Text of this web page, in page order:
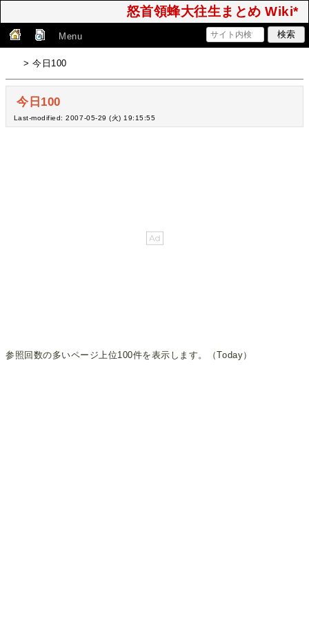
怒首領蜂大往生まとめ Wiki*
Menu
> 今日100
今日100
Last-modified: 2007-05-29 (火) 19:15:55
参照回数の多いページ上位100件を表示します。（Today）